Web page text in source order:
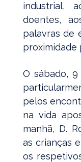
industrial,
doentes,
palavras de
proximidade
O sábado,
pelos
na vida
manhã, D.
as crianças
os